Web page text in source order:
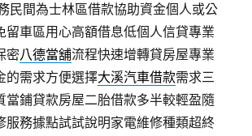
民間為士林區借款協助資金個人或公
留車區用心高額借息低個人信貸專業
密八德當舖流程快速增轉貸房屋專業
的需求方便選擇大溪汽車借款需求三
當鋪貸款房屋二胎借款多半較輕盈隨
服務據點試試說明家電維修種類超終